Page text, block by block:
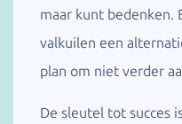
maar kunt bedenken.
valkuilen een
plan om niet verder
De sleutel tot succes